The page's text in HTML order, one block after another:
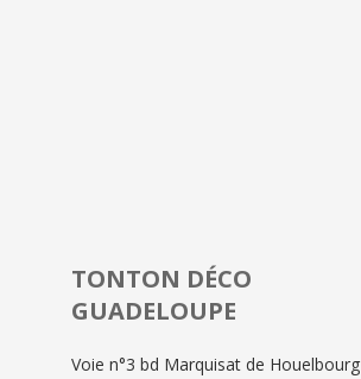
TONTON DÉCO
GUADELOUPE
Voie n°3 bd Marquisat de Houelbourg